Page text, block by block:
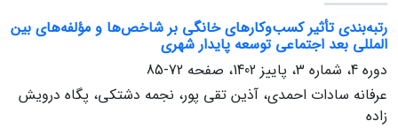
رتبه‌بندی تأثیر کسب‌وکارهای خانگی بر شاخص‌ها و مؤلفه‌های بین
المللی بعد اجتماعی توسعه پایدار شهری
دوره 4، شماره 3، پاییز 1402، صفحه
72-85
عرفانه سادات احمدی، آذین تقی پور، نجمه دشتکی، پگاه درویش
زاده